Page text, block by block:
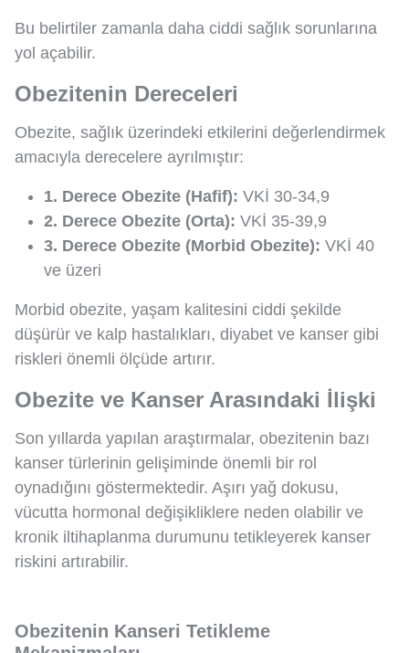
Bu belirtiler zamanla daha ciddi sağlık sorunlarına
yol açabilir.
Obezitenin Dereceleri
Obezite, sağlık üzerindeki etkilerini değerlendirmek
amacıyla derecelere ayrılmıştır:
1. Derece Obezite (Hafif): VKİ 30-34,9
2. Derece Obezite (Orta): VKİ 35-39,9
3. Derece Obezite (Morbid Obezite): VKİ 40
ve üzeri
Morbid obezite, yaşam kalitesini ciddi şekilde
düşürür ve kalp hastalıkları, diyabet ve kanser gibi
riskleri önemli ölçüde artırır.
Obezite ve Kanser Arasındaki İlişki
Son yıllarda yapılan araştırmalar, obezitenin bazı
kanser türlerinin gelişiminde önemli bir rol
oynadığını göstermektedir. Aşırı yağ dokusu,
vücutta hormonal değişikliklere neden olabilir ve
kronik iltihaplanma durumunu tetikleyerek kanser
riskini artırabilir.
Obezitenin Kanseri Tetikleme